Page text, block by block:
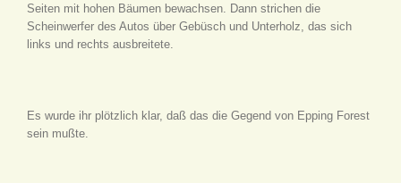
Seiten mit hohen Bäumen bewachsen. Dann strichen die
Scheinwerfer des Autos über Gebüsch und Unterholz, das sich
links und rechts ausbreitete.
Es wurde ihr plötzlich klar, daß das die Gegend von Epping Forest
sein mußte.